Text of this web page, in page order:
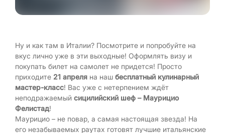
Ну и как там в Италии? Посмотрите и попробуйте на
вкус лично уже в эти выходные! Оформлять визу и
покупать билет на самолет не придется! Просто
приходите 21 апреля на наш бесплатный кулинарный
мастер-класс! Вас уже с нетерпением ждёт
неподражаемый сицилийский шеф – Маурицио
Фелистад!
Маурицио – не повар, а самая настоящая звезда! На
его незабываемых раутах готовят лучшие итальянские